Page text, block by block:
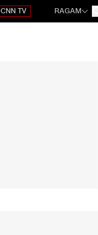
CNN TV RAGAM